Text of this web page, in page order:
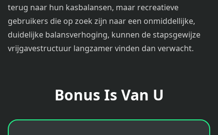
terug naar hun kasbalansen, maar recreatieve
gebruikers die op zoek zijn naar een onmiddellijke,
duidelijke balansverhoging, kunnen de stapsgewijze
vrijgavestructuur langzamer vinden dan verwacht.
Bonus Is Van U